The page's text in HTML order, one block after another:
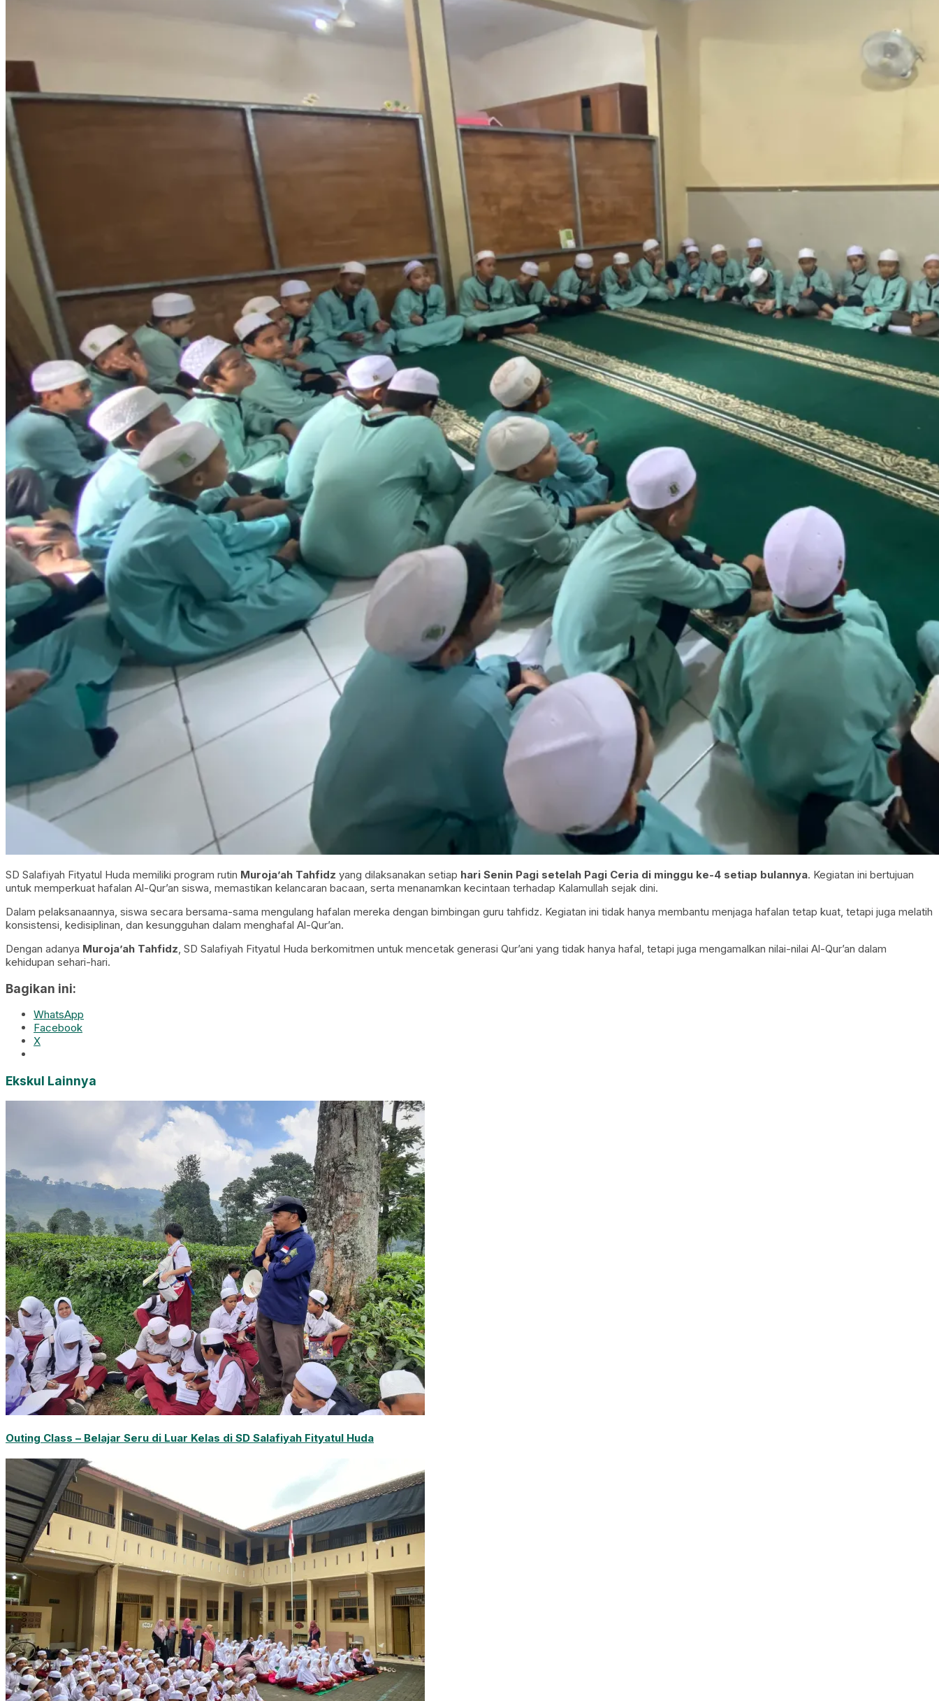
SD Salafiyah Fityatul Huda memiliki program rutin Muroja’ah Tahfidz yang dilaksanakan setiap hari Senin Pagi setelah Pagi Ceria di minggu ke-4 setiap bulannya. Kegiatan ini bertujuan
untuk memperkuat hafalan Al-Qur’an siswa, memastikan kelancaran bacaan, serta menanamkan kecintaan terhadap Kalamullah sejak dini.
Dalam pelaksanaannya, siswa secara bersama-sama mengulang hafalan mereka dengan bimbingan guru tahfidz. Kegiatan ini tidak hanya membantu menjaga hafalan tetap kuat, tetapi juga melatih
konsistensi, kedisiplinan, dan kesungguhan dalam menghafal Al-Qur’an.
Dengan adanya Muroja’ah Tahfidz, SD Salafiyah Fityatul Huda berkomitmen untuk mencetak generasi Qur’ani yang tidak hanya hafal, tetapi juga mengamalkan nilai-nilai Al-Qur’an dalam
kehidupan sehari-hari.
Bagikan ini:
WhatsApp
Facebook
X
Ekskul Lainnya
Outing Class – Belajar Seru di Luar Kelas di SD Salafiyah Fityatul Huda